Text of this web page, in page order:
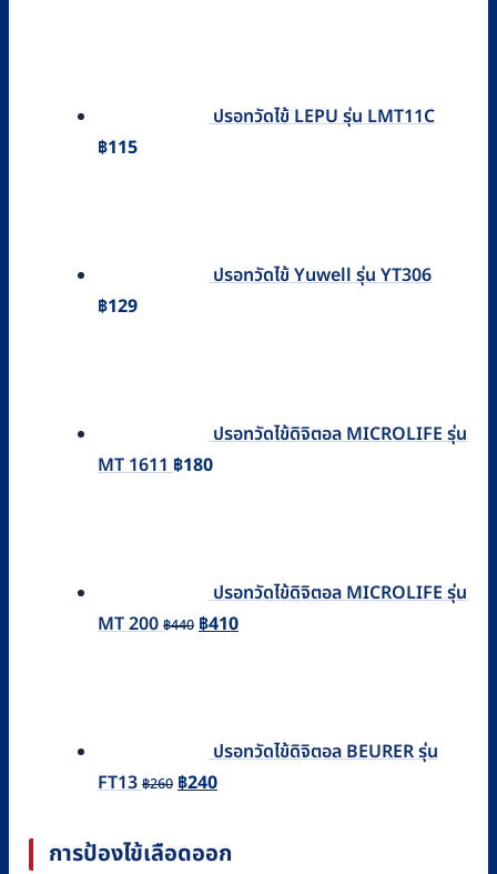
ปรอทวัดไข้ LEPU รุ่น LMT11C
฿115
ปรอทวัดไข้ Yuwell รุ่น YT306
฿129
ปรอทวัดไข้ดิจิตอล MICROLIFE รุ่น
MT 1611 ฿180
ปรอทวัดไข้ดิจิตอล MICROLIFE รุ่น
MT 200 ฿440 Original
฿410Current
ปรอทวัดไข้ดิจิตอล BEURER รุ่น
FT13 ฿260 Original
was:
฿240Current
is:
การป้องไข้เลือดออก